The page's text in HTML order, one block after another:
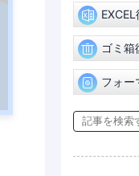
EXCEL
ゴミ箱
フォー